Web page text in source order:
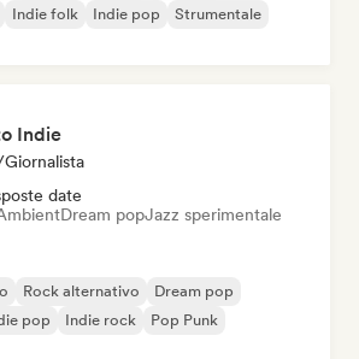
Indie folk Indie pop
Strumentale
Indie
date
Dream popJazz sperimentale
Rock alternativo
Dream pop
pop Indie rock
Pop Punk